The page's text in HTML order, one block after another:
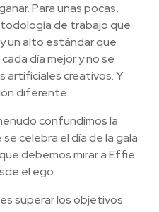
Para unas pocas,
de trabajo que
un alto estándar que
día mejor y no se
artificiales creativos. Y
diferente.
confundimos la
celebra el día de la gala
debemos mirar a Effie
el ego.
superar los objetivos